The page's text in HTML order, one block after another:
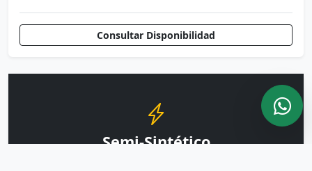
Consultar Disponibilidad
Semi-Sintético